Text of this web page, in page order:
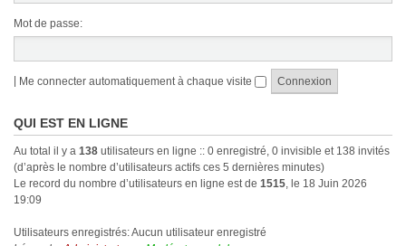
Mot de passe:
Me connecter automatiquement à chaque visite
QUI EST EN LIGNE
Au total il y a 138 utilisateurs en ligne :: 0 enregistré, 0 invisible et 138 invités
(d’après le nombre d’utilisateurs actifs ces 5 dernières minutes)
Le record du nombre d’utilisateurs en ligne est de 1515, le 18 Juin 2026
19:09
Utilisateurs enregistrés: Aucun utilisateur enregistré